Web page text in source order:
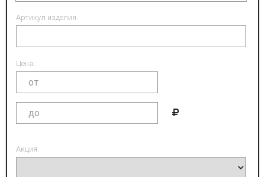
Артикул изделия:
Цена:
Акция: